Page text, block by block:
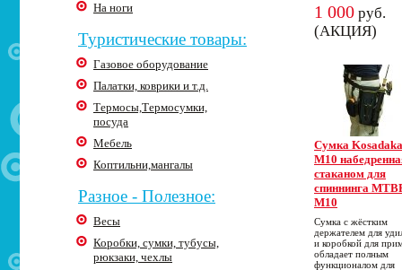
На ноги
Туристические товары:
Газовое оборудование
Палатки, коврики и т.д.
Термосы,Термосумки,
посуда
Мебель
Коптильни,мангалы
Разное - Полезное:
Весы
Коробки, сумки, тубусы,
рюкзаки, чехлы
1 000 руб.
(АКЦИЯ)
Cумка Kosadaka
M10
стаканом для
спиннинга
M10
Сумка с жёстким
держателем для
и коробкой для
обладает полным
функционалом для